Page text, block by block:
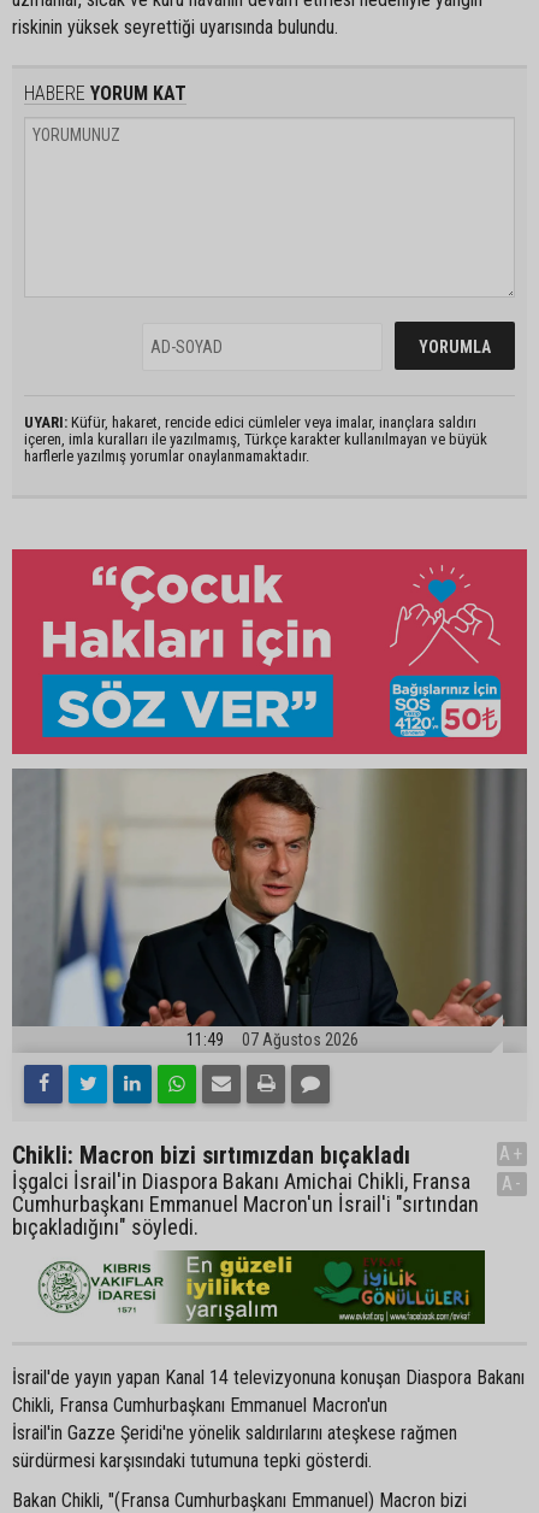
riskinin yüksek seyrettiği uyarısında bulundu.
HABERE YORUM KAT
UYARI: Küfür, hakaret, rencide edici cümleler veya imalar, inançlara saldırı
içeren, imla kuralları ile yazılmamış, Türkçe karakter kullanılmayan ve büyük
harflerle yazılmış yorumlar onaylanmamaktadır.
11:49 07 Ağustos 2026
Chikli: Macron bizi sırtımızdan bıçakladı
İşgalci İsrail'in Diaspora Bakanı Amichai Chikli, Fransa
Cumhurbaşkanı Emmanuel Macron'un İsrail'i "sırtından
bıçakladığını" söyledi.
A+
A-
İsrail'de yayın yapan Kanal 14 televizyonuna konuşan Diaspora Bakanı
Chikli, Fransa Cumhurbaşkanı Emmanuel Macron'un
İsrail'in Gazze Şeridi'ne yönelik saldırılarını ateşkese rağmen
sürdürmesi karşısındaki tutumuna tepki gösterdi.
Bakan Chikli, "(Fransa Cumhurbaşkanı Emmanuel) Macron bizi